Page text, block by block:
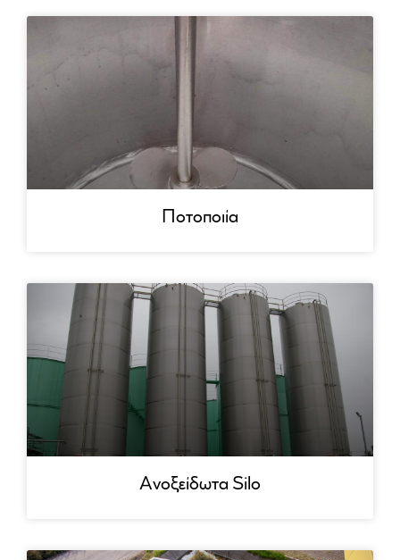
Ποτοποιία
Ανοξείδωτα Silo